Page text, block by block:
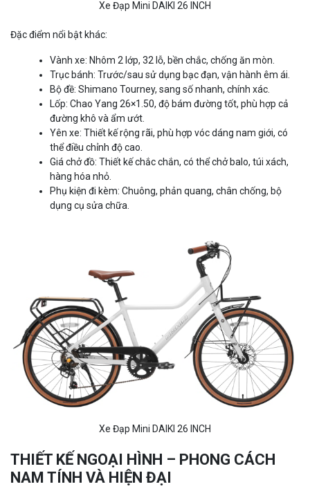
Xe Đạp Mini DAIKI 26 INCH
Đặc điểm nổi bật khác:
Vành xe: Nhôm 2 lớp, 32 lỗ, bền chắc, chống ăn mòn.
Trục bánh: Trước/sau sử dụng bạc đạn, vận hành êm ái.
Bộ đề: Shimano Tourney, sang số nhanh, chính xác.
Lốp: Chao Yang 26×1.50, độ bám đường tốt, phù hợp cả
đường khô và ẩm ướt.
Yên xe: Thiết kế rộng rãi, phù hợp vóc dáng nam giới, có
thể điều chỉnh độ cao.
Giá chở đồ: Thiết kế chắc chắn, có thể chở balo, túi xách,
hàng hóa nhỏ.
Phụ kiện đi kèm: Chuông, phản quang, chân chống, bộ
dụng cụ sửa chữa.
Xe Đạp Mini DAIKI 26 INCH
THIẾT KẾ NGOẠI HÌNH – PHONG CÁCH
NAM TÍNH VÀ HIỆN ĐẠI